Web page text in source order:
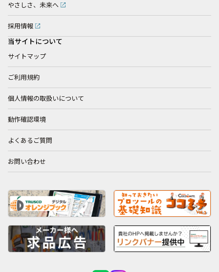
やさしさ、未来へ
採用情報
当サイトについて
サイトマップ
ご利用規約
個人情報の取扱いについて
動作確認環境
よくあるご質問
お問い合わせ